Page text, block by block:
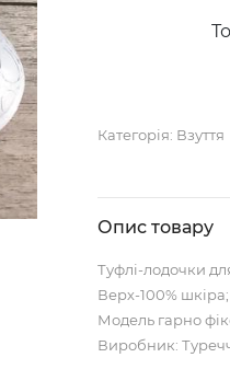
Категорія: Взуття
Опис товару
Туфлі-лодочки
Верх-100%
Модель гарно
Виробник: